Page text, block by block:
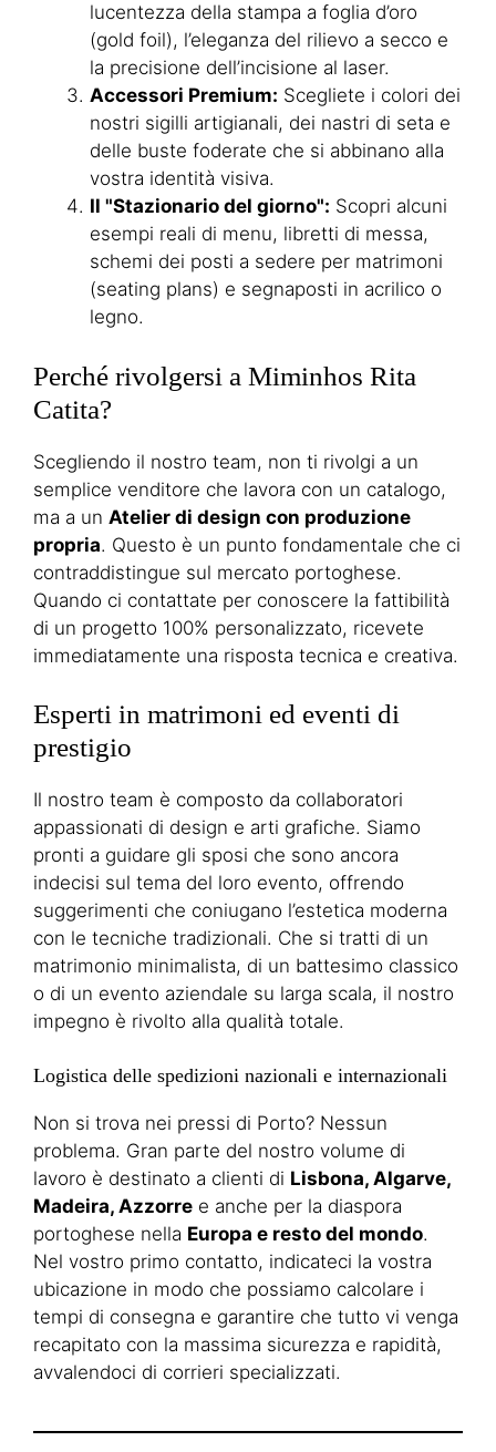
lucentezza della stampa a foglia d’oro
(gold foil), l’eleganza del rilievo a secco e
la precisione dell’incisione al laser.
Accessori Premium: Scegliete i colori dei
nostri sigilli artigianali, dei nastri di seta e
delle buste foderate che si abbinano alla
vostra identità visiva.
Il "Stazionario del giorno": Scopri alcuni
esempi reali di menu, libretti di messa,
schemi dei posti a sedere per matrimoni
(seating plans) e segnaposti in acrilico o
legno.
Perché rivolgersi a Miminhos Rita
Catita?
Scegliendo il nostro team, non ti rivolgi a un
semplice venditore che lavora con un catalogo,
ma a un Atelier di design con produzione
propria. Questo è un punto fondamentale che ci
contraddistingue sul mercato portoghese.
Quando ci contattate per conoscere la fattibilità
di un progetto 100% personalizzato, ricevete
immediatamente una risposta tecnica e creativa.
Esperti in matrimoni ed eventi di
prestigio
Il nostro team è composto da collaboratori
appassionati di design e arti grafiche. Siamo
pronti a guidare gli sposi che sono ancora
indecisi sul tema del loro evento, offrendo
suggerimenti che coniugano l’estetica moderna
con le tecniche tradizionali. Che si tratti di un
matrimonio minimalista, di un battesimo classico
o di un evento aziendale su larga scala, il nostro
impegno è rivolto alla qualità totale.
Logistica delle spedizioni nazionali e internazionali
Non si trova nei pressi di Porto? Nessun
problema. Gran parte del nostro volume di
lavoro è destinato a clienti di Lisbona, Algarve,
Madeira, Azzorre e anche per la diaspora
portoghese nella Europa e resto del mondo.
Nel vostro primo contatto, indicateci la vostra
ubicazione in modo che possiamo calcolare i
tempi di consegna e garantire che tutto vi venga
recapitato con la massima sicurezza e rapidità,
avvalendoci di corrieri specializzati.